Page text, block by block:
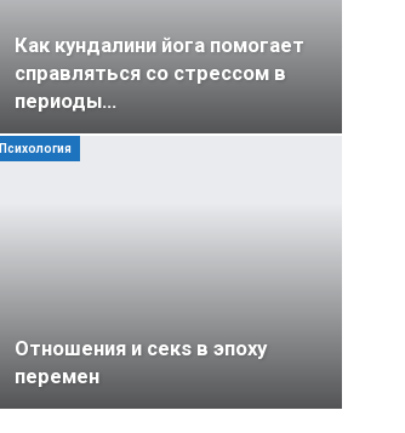
Как кундалини йога помогает
справляться со стрессом в
периоды…
Психология
Отношения и секs в эпоху
перемен